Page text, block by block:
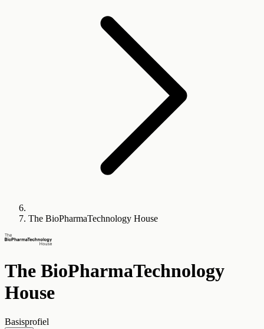
The BioPharmaTechnology House
The BioPharmaTechnology
House
Basisprofiel